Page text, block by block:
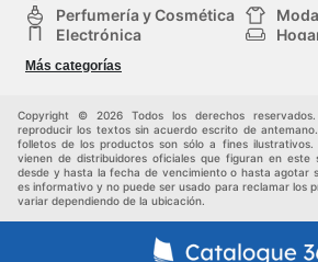
Perfumería y Cosmética
Moda
Electrónica
Deporte
Juguetes y bebés
Más categorías
Copyright © 2026 Todos los derechos
reproducir los textos sin acuerdo escrito de
folletos de los productos son sólo a fines
vienen de distribuidores oficiales que figuran en este
desde y hasta la fecha de vencimiento o hasta agotar
es informativo y no puede ser usado para reclamar los
variar dependiendo de la ubicación.